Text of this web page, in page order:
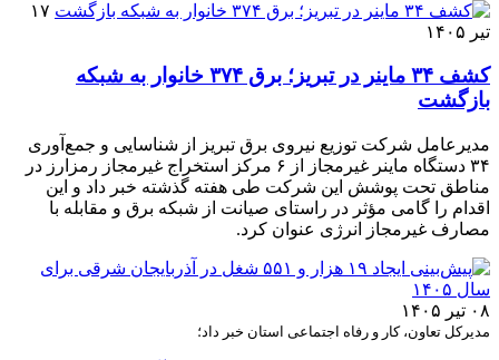
۱۷
تیر ۱۴۰۵
کشف ۳۴ ماینر در تبریز؛ برق ۳۷۴ خانوار به شبکه
بازگشت
مدیرعامل شرکت توزیع نیروی برق تبریز از شناسایی و جمع‌آوری
۳۴ دستگاه ماینر غیرمجاز از ۶ مرکز استخراج غیرمجاز رمزارز در
مناطق تحت پوشش این شرکت طی هفته گذشته خبر داد و این
اقدام را گامی مؤثر در راستای صیانت از شبکه برق و مقابله با
مصارف غیرمجاز انرژی عنوان کرد.
۰۸ تیر ۱۴۰۵
مدیرکل تعاون، کار و رفاه اجتماعی استان خبر داد؛